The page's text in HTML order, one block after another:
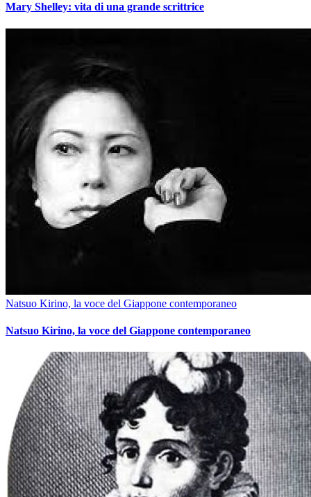
Mary Shelley: vita di una grande scrittrice
Natsuo Kirino, la voce del Giappone contemporaneo
Natsuo Kirino, la voce del Giappone contemporaneo